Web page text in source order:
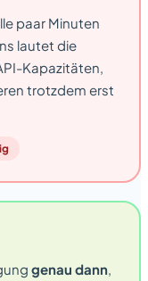
paar Minuten
lautet die
Kapazitäten,
trotzdem erst
genau dann,